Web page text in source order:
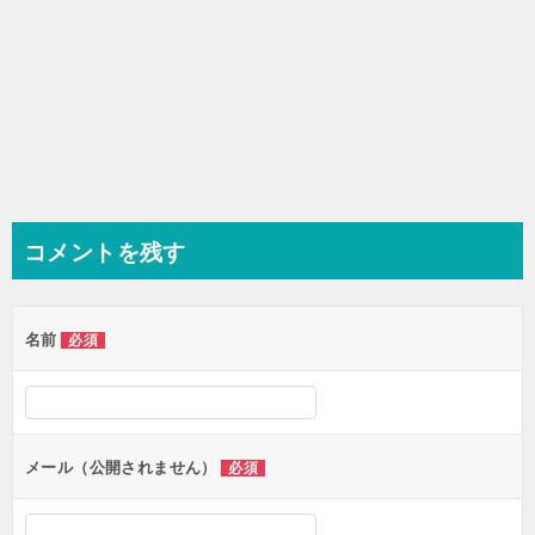
コメントを残す
名前 必須
メール（公開されません） 必須